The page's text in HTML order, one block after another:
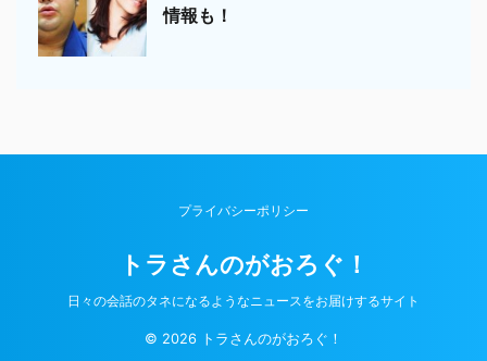
情報も！
プライバシーポリシー
トラさんのがおろぐ！
日々の会話のタネになるようなニュースをお届けするサイト
© 2026 トラさんのがおろぐ！